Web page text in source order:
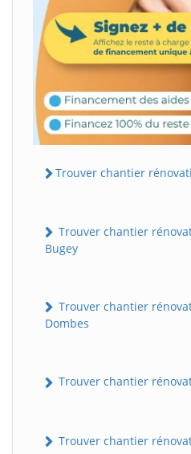
Trouver chantier
Trouver chantier
Bugey
Trouver chantier
Dombes
Trouver chantier
Trouver chantier